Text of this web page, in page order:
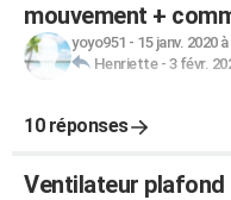
mouvement +
yoyo951 - 15 janv. 2020
Henriette- 3 févr.
10 réponses
Ventilateur plafond